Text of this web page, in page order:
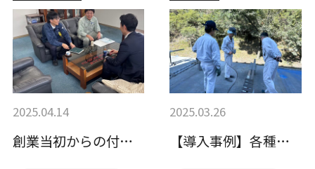
2025.04.14
創業当初からの付き合い！現在は健康塗料で…
2025.03.26
【導入事例】各種塗料を環境配慮型塗料に切…